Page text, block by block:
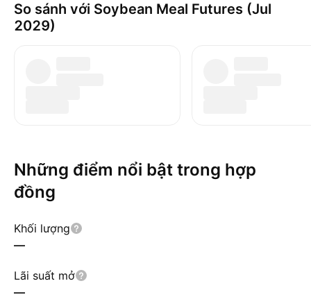
So sánh với Soybean Meal Futures (Jul
2029)
Những điểm nổi bật trong hợp
đồng
Khối lượng
—
Lãi suất mở
—